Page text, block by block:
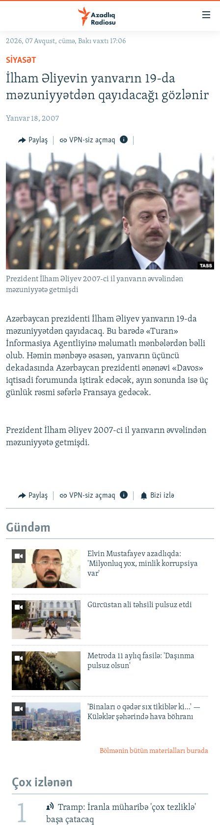
Əsas
qayıt
Əsas
naviqasiyaya
qayıt
GÜNDƏM
#İZAHLA
KORRUPSIOMETR
FƏRQƏ BAX
QANUNI DOĞRU
ARAŞDIRMA
MULTIMEDIA
VIDEO
FOTOQALEREYA
İNFOQRAFIKA
KARIKATURA
RADIO ARXIV
OXU ZALI
AZƏRBAYCAN ƏDƏBIYYATI KITABXANASI
İSLAM VƏ DEMOKRATIYA
İZ - MƏDƏNIYYƏT PROQRAMI
HAQQIMIZDA
MISSIYAMIZ
PEŞƏ ETIKASI VƏ JURNALISTIKA STANDARTLARIMIZ
MATERIALLARIMIZDAN ISTIFADƏ
AZADLIQRADIOSU MOBIL TELEFONUNUZDA
XƏBƏR BÜLLETENLƏRIMIZ
BIZI IZLƏ
RFE/RL-in bütün saytları
2026, 07 Avqust, cümə, Bakı vaxtı 17:06
SIYASƏT
İlham Əliyevin yanvarın 19-da
məzuniyyətdən qayıdacağı gözlənir
Yanvar 18, 2007
Paylaş VPN-siz açmaq
Prezident İlham Əliyev 2007-ci il yanvarın əvvəlindən
məzuniyyətə getmişdi
Azərbaycan prezidenti İlham Əliyev yanvarın 19-da
məzuniyyətdən qayıdacaq. Bu barədə «Turan»
İnformasiya Agentliyinə məlumatlı mənbələrdən bəlli
olub. Həmin mənbəyə əsasən, yanvarın üçüncü
dekadasında Azərbaycan prezidenti ənənəvi «Davos»
iqtisadi forumunda iştirak edəcək, ayın sonunda isə üç
günlük rəsmi səfərlə Fransaya gedəcək.
Prezident İlham Əliyev 2007-ci il yanvarın əvvəlindən
məzuniyyətə getmişdi.
Paylaş VPN-siz açmaq Bizi izlə
Gündəm
Elvin Mustafayev azadlıqda:
'Milyonluq yox, minlik korrupsiya
var'
Gürcüstan ali təhsili pulsuz etdi
Metroda 11 aylıq fasilə: 'Daşınma
pulsuz olsun'
'Binaları o qədər sıx tikiblər ki...' —
Küləklər şəhərində hava böhranı
Bölmənin bütün materialları burada
Çox izlənən
1
Tramp: İranla müharibə 'çox tezliklə'
başa çatacaq